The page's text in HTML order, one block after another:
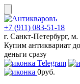
Skip
to
content
+7 (911) 083-51-18
г. Санкт-Петербург,
Купим антиквариат
деньги сразу
0руб.